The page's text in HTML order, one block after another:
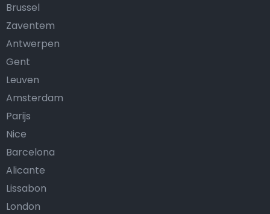
Brussel
Zaventem
Antwerpen
Gent
Leuven
Amsterdam
Parijs
Nice
Barcelona
Alicante
Lissabon
London